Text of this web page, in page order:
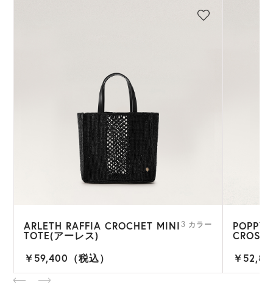
ARLETH RAFFIA CROCHET MINI
TOTE(アーレス)
3 カラー
￥59,400（税込）
POPPY
￥